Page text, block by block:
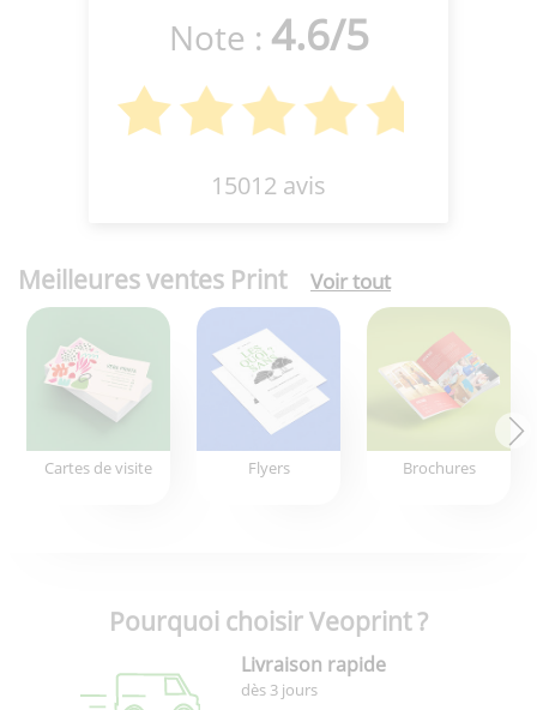
Note : 4.6/5
15012 avis
Meilleures ventes Print Voir tout
Cartes de visite Flyers Brochures
Pourquoi choisir Veoprint ?
Livraison rapide
dès 3 jours